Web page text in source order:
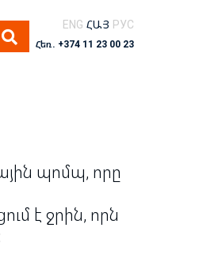
ENG ՀԱՅ РУС
Հեռ. +374 11 23 00 23
պոմպ, որը
է ջրին, որն